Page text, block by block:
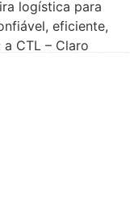
logística para
eficiente,
CTL – Claro